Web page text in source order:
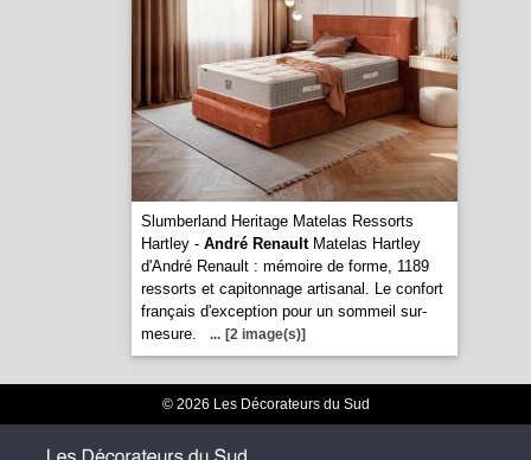
Slumberland Heritage Matelas Ressorts
Hartley - André RenaultMatelas Hartley
d'André Renault : mémoire de forme, 1189
ressorts et capitonnage artisanal. Le confort
français d'exception pour un sommeil sur-
mesure.
... [2 image(s)]
© 2026 Les Décorateurs du Sud